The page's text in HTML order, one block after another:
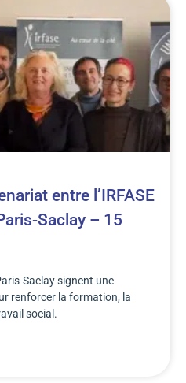
entre l’IRFASE
Saclay – 15
Saclay signent une
renforcer la formation, la
social.